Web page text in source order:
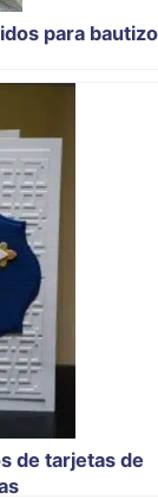
para
de tarjetas de